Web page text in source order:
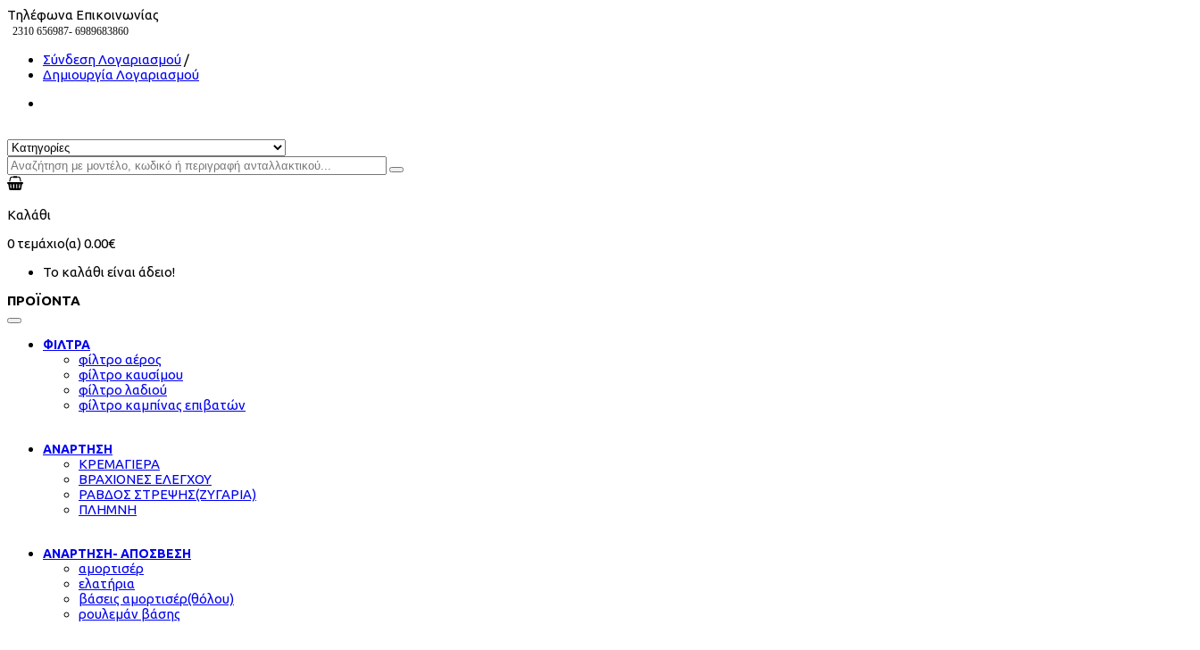
Τηλέφωνα Επικοινωνίας
2310 656987- 6989683860
Σύνδεση Λογαριασμού /
Δημιουργία Λογαριασμού
Καλάθι
0τεμάχιο(α)0.00€
Το καλάθι είναι άδειο!
ΠΡΟΪΟΝΤΑ
ΦΙΛΤΡΑ
φίλτρο αέρος
φίλτρο καυσίμου
φίλτρο λαδιού
φίλτρο καμπίνας επιβατών
ΑΝΑΡΤΗΣΗ
ΚΡΕΜΑΓΙΕΡΑ
ΒΡΑΧΙΟΝΕΣ ΕΛΕΓΧΟΥ
ΡΑΒΔΟΣ ΣΤΡΕΨΗΣ(ΖΥΓΑΡΙΑ)
ΠΛΗΜΝΗ
ΑΝΑΡΤΗΣΗ- ΑΠΟΣΒΕΣΗ
αμορτισέρ
ελατήρια
βάσεις αμορτισέρ(θόλου)
ρουλεμάν βάσης